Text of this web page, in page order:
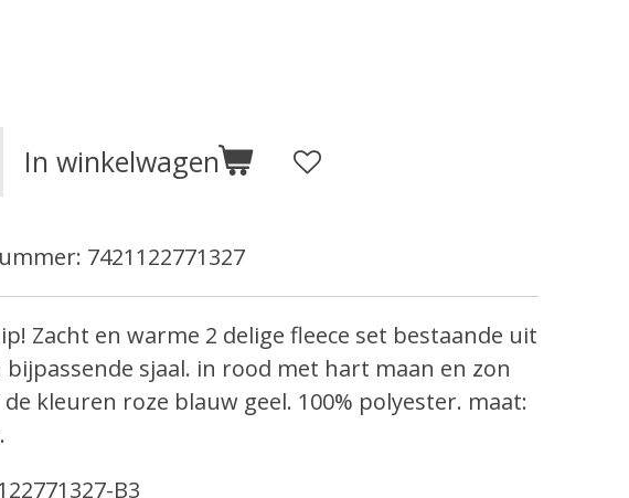
In winkelwagen
7421122771327
Zacht en warme 2 delige fleece set bestaande uit
bijpassende sjaal. in rood met hart maan en zon
kleuren roze blauw geel. 100% polyester. maat:
B3